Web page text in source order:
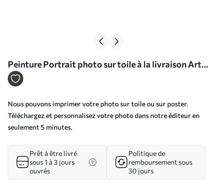
Peinture Portrait photo sur toile à la livraison Art.
s33276
Nous pouvons imprimer votre photo sur toile ou sur poster.
Téléchargez et personnalisez votre photo dans notre éditeur en
seulement 5 minutes.
Prêt à être livré
sous 1 à 3 jours
ouvrés
Politique de
remboursement sous
30 jours